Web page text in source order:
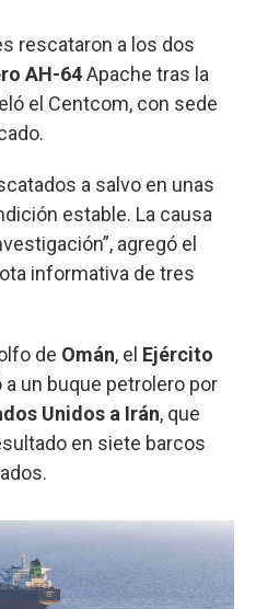
rescataron a los dos
AH-64Apache tras la
el Centcom, con sede
a salvo en unas
estable. La causa
agregó el
informativa de tres
de Omán, el Ejército
a un buque petrolero por
Unidos a Irán, que
en siete barcos